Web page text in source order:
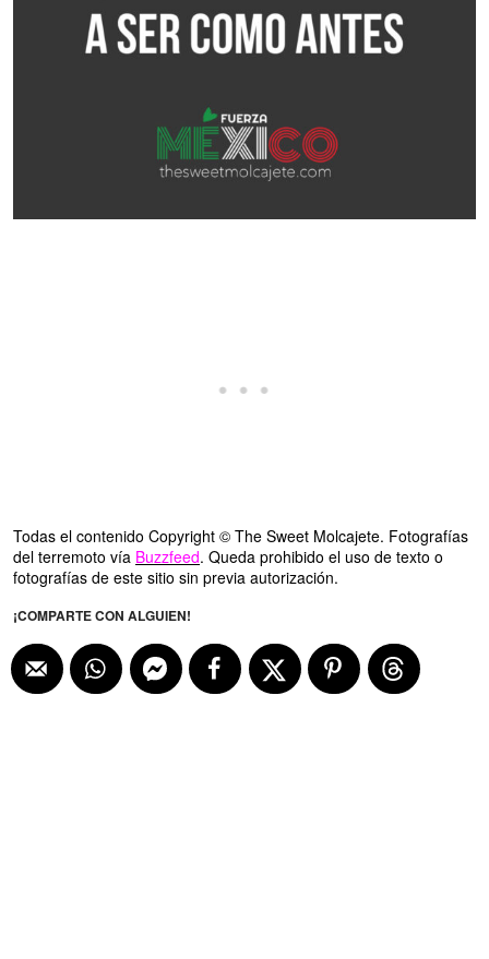
Todas el contenido Copyright © The Sweet Molcajete. Fotografías
del terremoto vía Buzzfeed. Queda prohibido el uso de texto o
fotografías de este sitio sin previa autorización.
¡COMPARTE CON ALGUIEN!